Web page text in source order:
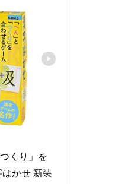
くり」を
かせ 新装